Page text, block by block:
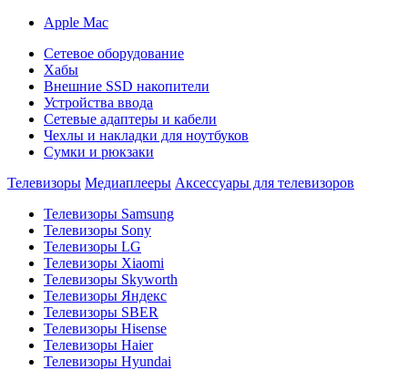
Apple Mac
Сетевое оборудование
Хабы
Внешние SSD накопители
Устройства ввода
Сетевые адаптеры и кабели
Чехлы и накладки для ноутбуков
Сумки и рюкзаки
Телевизоры Медиаплееры Аксессуары для телевизоров
Телевизоры Samsung
Телевизоры Sony
Телевизоры LG
Телевизоры Xiaomi
Телевизоры Skyworth
Телевизоры Яндекс
Телевизоры SBER
Телевизоры Hisense
Телевизоры Haier
Телевизоры Hyundai